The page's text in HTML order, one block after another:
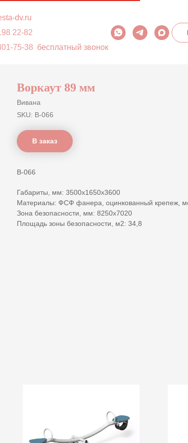
dv.ru
22-82
75-38 бесплатный звонок
Воркаут 89 мм
Вивана
SKU: В-066
В заказ
В-066
Габариты, мм: 3500х1650х3600
Материалы: ФСФ фанера, оцинкованный крепеж,
Зона безопасности, мм: 8250x7020
Площадь зоны безопасности, м2: 34,8